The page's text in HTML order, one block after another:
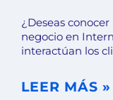
¿Deseas
negocio en
interactúan los
LEER MÁS »